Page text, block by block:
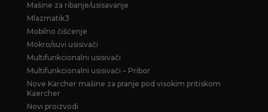
Mašine za ribanje/usisavanje
Mlazmatik3
Mobilno čišćenje
Mokro/suvi usisivači
Multifunkcionalni usisivači
Multifunkcionalni usisivači – Pribor
Nove Karcher mašine za pranje pod visokim pritiskom
Kaercher
Novi proizvodi